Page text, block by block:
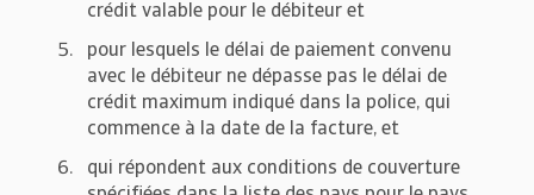
crédit valable pour le débiteur et
pour lesquels le délai de paiement convenu
avec le débiteur ne dépasse pas le délai de
crédit maximum indiqué dans la police, qui
commence à la date de la facture, et
qui répondent aux conditions de couverture